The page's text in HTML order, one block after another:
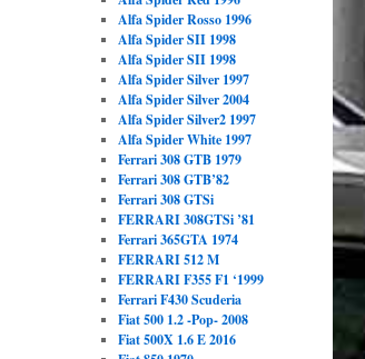
Alfa Spider Rosso 1996
Alfa Spider SII 1998
Alfa Spider SII 1998
Alfa Spider Silver 1997
Alfa Spider Silver 2004
Alfa Spider Silver2 1997
Alfa Spider White 1997
Ferrari 308 GTB 1979
Ferrari 308 GTB’82
Ferrari 308 GTSi
FERRARI 308GTSi ’81
Ferrari 365GTA 1974
FERRARI 512 M
FERRARI F355 F1 ‘1999
Ferrari F430 Scuderia
Fiat 500 1.2 -Pop- 2008
Fiat 500X 1.6 E 2016